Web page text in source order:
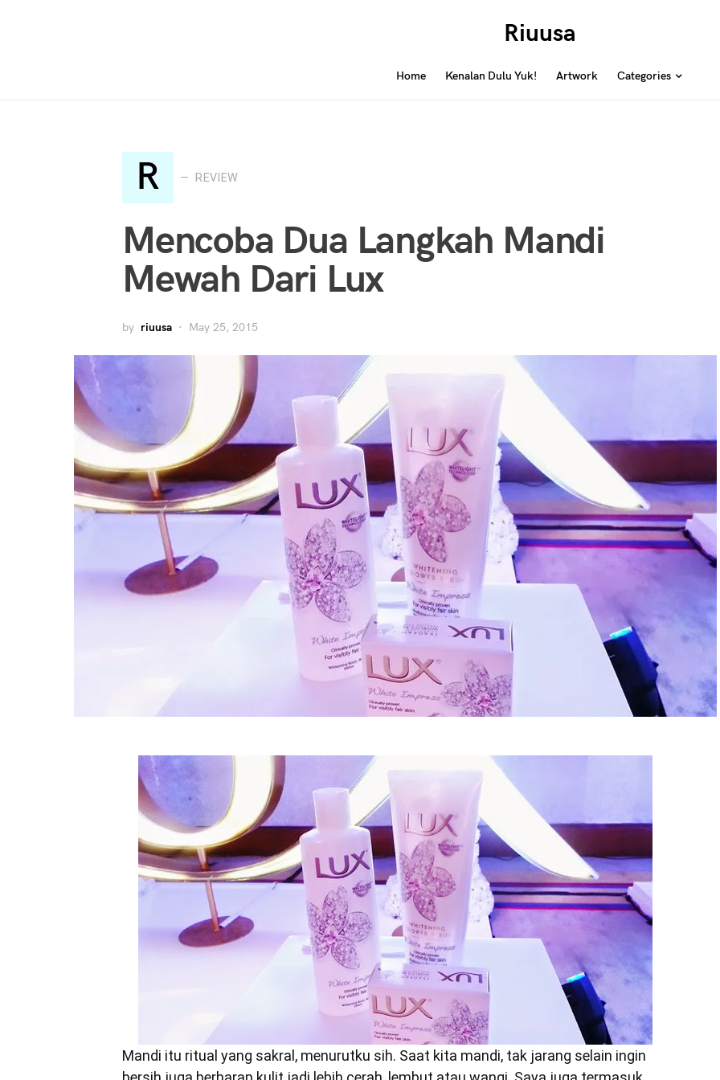
Riuusa
Home Kenalan Dulu Yuk! Artwork Categories
R REVIEW
Mencoba Dua Langkah Mandi
Mewah Dari Lux
by riuusa May 25, 2015
Mandi itu ritual yang sakral, menurutku sih. Saat kita mandi, tak jarang selain ingin